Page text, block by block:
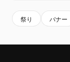
祭り バナー